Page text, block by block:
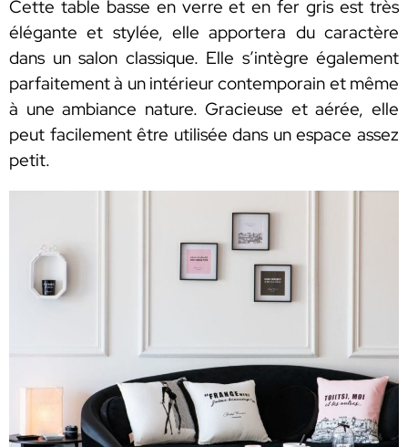
Cette table basse en verre et en fer gris est très
élégante et stylée, elle apportera du caractère
dans un salon classique. Elle s’intègre également
parfaitement à un intérieur contemporain et même
à une ambiance nature. Gracieuse et aérée, elle
peut facilement être utilisée dans un espace assez
petit.